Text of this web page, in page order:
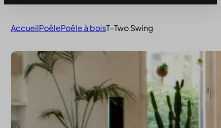
AccueilPoêlePoêle à boisT-Two Swing